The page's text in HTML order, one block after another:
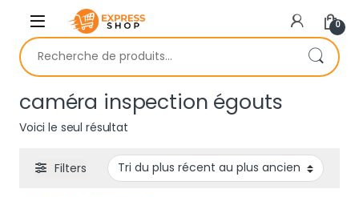
Skip to navigation
Skip to content
0
Recherche pour :
caméra inspection égouts
Voici le seul résultat
Filters